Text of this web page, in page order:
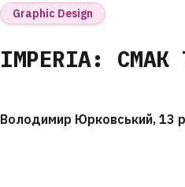
Graphic Design
IMPERIA: СМАК
Володимир Юрковський, 13